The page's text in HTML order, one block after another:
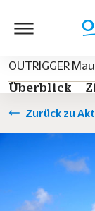
OUTRIGGER
Überblick
Zurück zu